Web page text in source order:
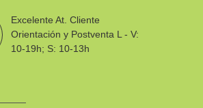
Excelente At. Cliente
Orientación y Postventa L - V:
10-19h; S: 10-13h